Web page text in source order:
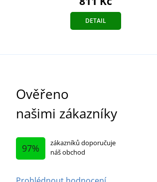
DETAIL
Ověřeno
našimi zákazníky
97%
zákazníků doporučuje
náš obchod